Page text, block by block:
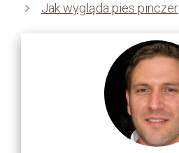
Jak wygląda pies pinczer